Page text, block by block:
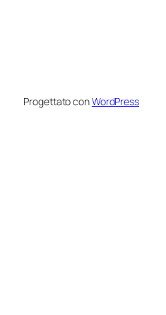
Progettato conWordPress